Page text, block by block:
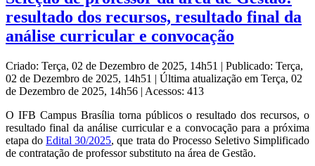
resultado dos recursos, resultado final da
análise curricular e convocação
Criado: Terça, 02 de Dezembro de 2025, 14h51 | Publicado: Terça,
02 de Dezembro de 2025, 14h51 | Última atualização em Terça, 02
de Dezembro de 2025, 14h56 | Acessos: 413
O IFB Campus Brasília torna públicos o resultado dos recursos, o
resultado final da análise curricular e a convocação para a próxima
etapa doEdital 30/2025, que trata do Processo Seletivo Simplificado
de contratação de professor substituto na área de Gestão.